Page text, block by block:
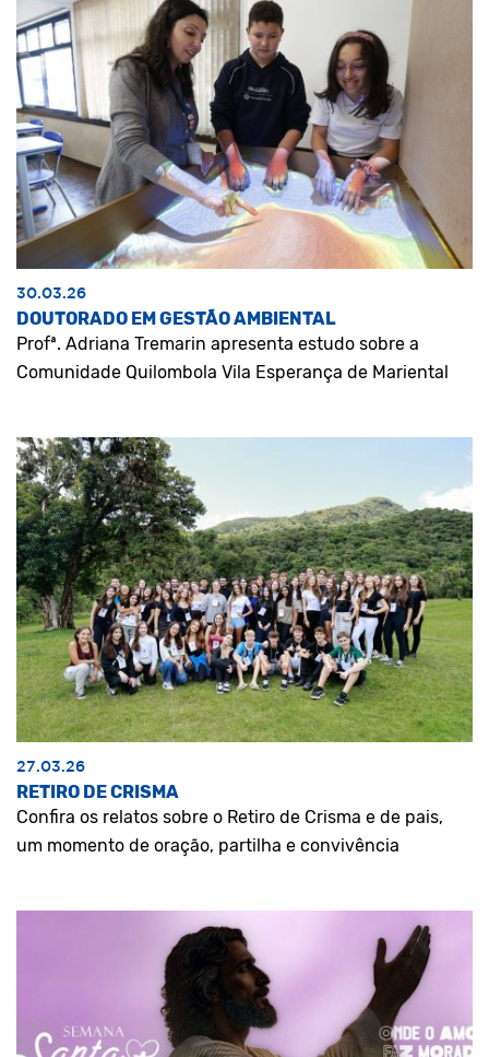
30.03.26
DOUTORADO EM GESTÃO AMBIENTAL
Profª. Adriana Tremarin apresenta estudo sobre a
Comunidade Quilombola Vila Esperança de Mariental
27.03.26
RETIRO DE CRISMA
Confira os relatos sobre o Retiro de Crisma e de pais,
um momento de oração, partilha e convivência